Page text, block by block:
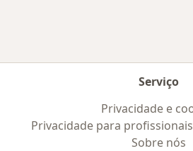
Serviço
Privacidade e
Privacidade para
Sobre nós